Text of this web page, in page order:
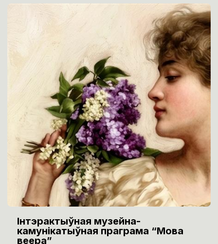
Інтэрактыўная музейна-
камунікатыўная праграма “Мова
веера”